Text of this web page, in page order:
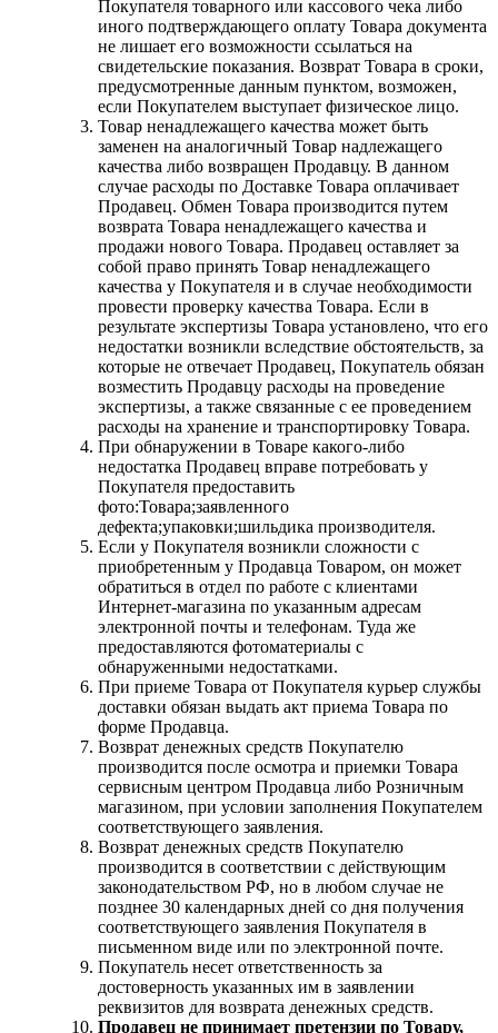
Покупателя товарного или кассового чека либо
иного подтверждающего оплату Товара документа
не лишает его возможности ссылаться на
свидетельские показания. Возврат Товара в сроки,
предусмотренные данным пунктом, возможен,
если Покупателем выступает физическое лицо.
Товар ненадлежащего качества может быть
заменен на аналогичный Товар надлежащего
качества либо возвращен Продавцу. В данном
случае расходы по Доставке Товара оплачивает
Продавец. Обмен Товара производится путем
возврата Товара ненадлежащего качества и
продажи нового Товара. Продавец оставляет за
собой право принять Товар ненадлежащего
качества у Покупателя и в случае необходимости
провести проверку качества Товара. Если в
результате экспертизы Товара установлено, что его
недостатки возникли вследствие обстоятельств, за
которые не отвечает Продавец, Покупатель обязан
возместить Продавцу расходы на проведение
экспертизы, а также связанные с ее проведением
расходы на хранение и транспортировку Товара.
При обнаружении в Товаре какого-либо
недостатка Продавец вправе потребовать у
Покупателя предоставить
фото:Товара;заявленного
дефекта;упаковки;шильдика производителя.
Если у Покупателя возникли сложности с
приобретенным у Продавца Товаром, он может
обратиться в отдел по работе с клиентами
Интернет-магазина по указанным адресам
электронной почты и телефонам. Туда же
предоставляются фотоматериалы с
обнаруженными недостатками.
При приеме Товара от Покупателя курьер службы
доставки обязан выдать акт приема Товара по
форме Продавца.
Возврат денежных средств Покупателю
производится после осмотра и приемки Товара
сервисным центром Продавца либо Розничным
магазином, при условии заполнения Покупателем
соответствующего заявления.
Возврат денежных средств Покупателю
производится в соответствии с действующим
законодательством РФ, но в любом случае не
позднее 30 календарных дней со дня получения
соответствующего заявления Покупателя в
письменном виде или по электронной почте.
Покупатель несет ответственность за
достоверность указанных им в заявлении
реквизитов для возврата денежных средств.
Продавец не принимает претензии по Товару,